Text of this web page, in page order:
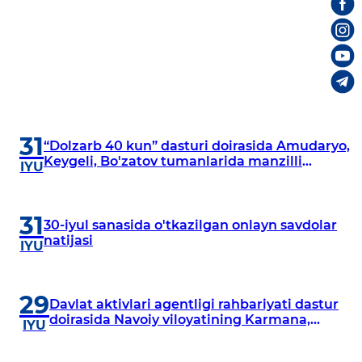
31
IYU
“Dolzarb 40 kun” dasturi doirasida Amudaryo,
Keygeli, Bo'zatov tumanlarida manzilli
31
IYU
30-iyul sanasida o'tkazilgan onlayn savdolar
natijasi
29
IYU
Davlat aktivlari agentligi rahbariyati dastur
doirasida Navoiy viloyatining Karmana,